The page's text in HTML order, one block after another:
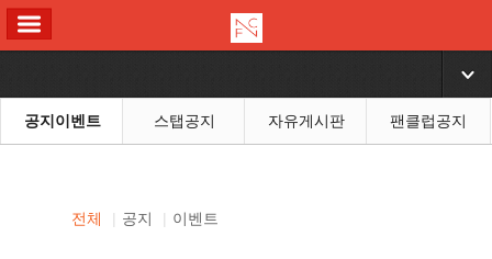
▼
공지이벤트 스탭공지 자유게시판 팬클럽공지
전체 | 공지 | 이벤트